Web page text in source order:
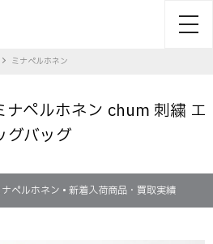
ミナペルホネン
ペルホネン chum 刺繍 エ
グバッグ
ペルホネン • 新着入荷商品・買取実績